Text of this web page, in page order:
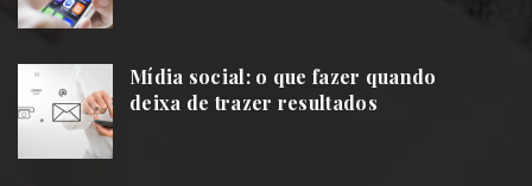
Mídia social: o que fazer quando
deixa de trazer resultados